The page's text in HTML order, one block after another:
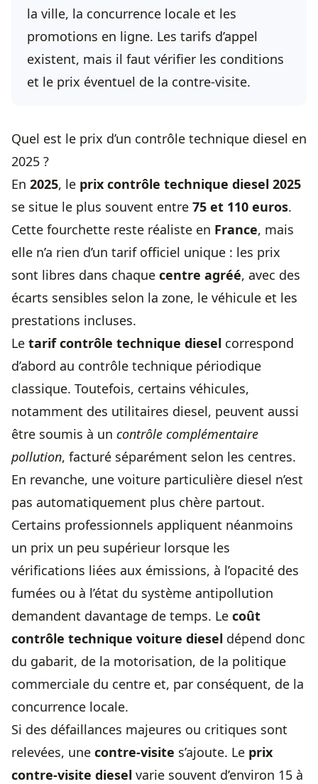
la ville, la concurrence locale et les
promotions en ligne. Les tarifs d’appel
existent, mais il faut vérifier les conditions
et le prix éventuel de la contre-visite.
Quel est le prix d’un contrôle technique diesel en
2025 ?
En 2025, le prix contrôle technique diesel 2025
se situe le plus souvent entre 75 et 110 euros.
Cette fourchette reste réaliste en France, mais
elle n’a rien d’un tarif officiel unique : les prix
sont libres dans chaque centre agréé, avec des
écarts sensibles selon la zone, le véhicule et les
prestations incluses.
Le tarif contrôle technique diesel correspond
d’abord au contrôle technique périodique
classique. Toutefois, certains véhicules,
notamment des utilitaires diesel, peuvent aussi
être soumis à un contrôle complémentaire
pollution, facturé séparément selon les centres.
En revanche, une voiture particulière diesel n’est
pas automatiquement plus chère partout.
Certains professionnels appliquent néanmoins
un prix un peu supérieur lorsque les
vérifications liées aux émissions, à l’opacité des
fumées ou à l’état du système antipollution
demandent davantage de temps. Le coût
contrôle technique voiture diesel dépend donc
du gabarit, de la motorisation, de la politique
commerciale du centre et, par conséquent, de la
concurrence locale.
Si des défaillances majeures ou critiques sont
relevées, une contre-visite s’ajoute. Le prix
contre-visite diesel varie souvent d’environ 15 à